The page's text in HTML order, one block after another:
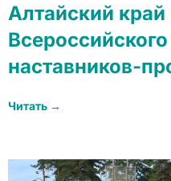
Алтайский
наставников-
Читать →